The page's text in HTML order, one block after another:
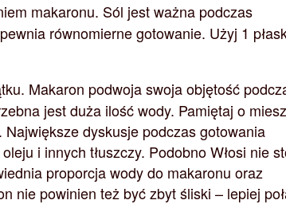
makaronu. Sól jest ważna podczas
równomierne gotowanie. Użyj 1
Makaron podwoja swoja objętość
jest duża ilość wody. Pamiętaj o
dyskusje podczas gotowania
i innych tłuszczy. Podobno Włosi nie
proporcja wody do makaronu oraz
nie powinien też być zbyt śliski – lepiej